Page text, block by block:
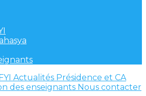
Actualités Présidence et CA
des enseignants Nous contacter